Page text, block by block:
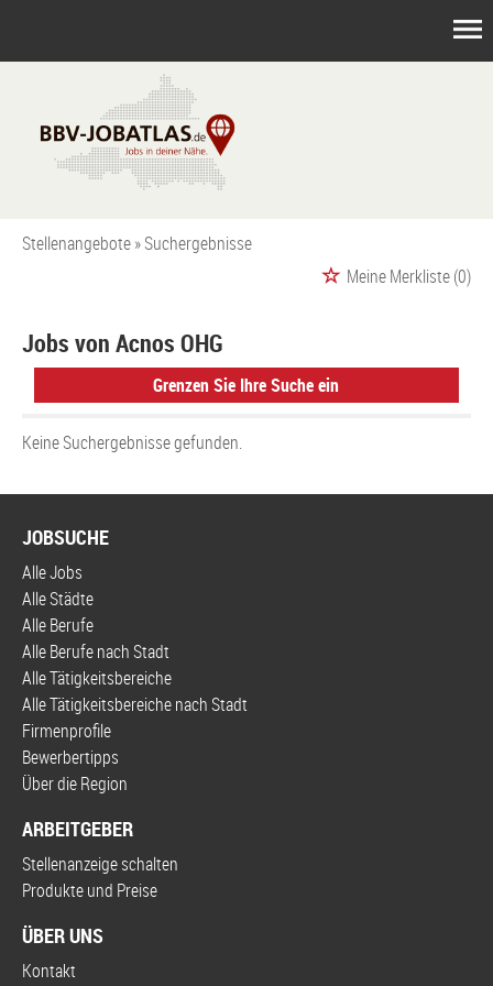
Stellenangebote Suchergebnisse
Meine Merkliste(0)
Jobs von Acnos OHG
Grenzen Sie Ihre Suche ein
Keine Suchergebnisse gefunden.
JOBSUCHE
Alle Jobs
Alle Städte
Alle Berufe
Alle Berufe nach Stadt
Alle Tätigkeitsbereiche
Alle Tätigkeitsbereiche nach Stadt
Firmenprofile
Bewerbertipps
Über die Region
ARBEITGEBER
Stellenanzeige schalten
Produkte und Preise
ÜBER UNS
Kontakt